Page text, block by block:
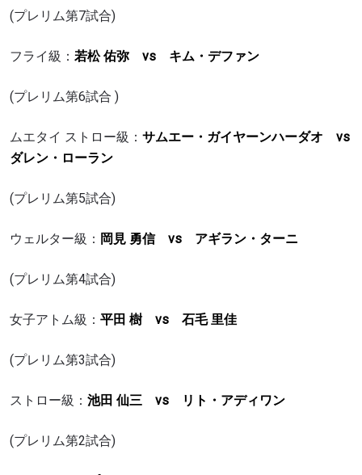
(プレリム第7試合)
フライ級： 若松 佑弥 vs キム・デファン
(プレリム第6試合 )
ムエタイ ストロー級： サムエー・ガイヤーンハーダオ vs
ダレン・ローラン
(プレリム第5試合)
ウェルター級： 岡見 勇信 vs アギラン・ターニ
(プレリム第4試合)
女子アトム級： 平田 樹 vs 石毛 里佳
(プレリム第3試合)
ストロー級： 池田 仙三 vs リト・アディワン
(プレリム第2試合)